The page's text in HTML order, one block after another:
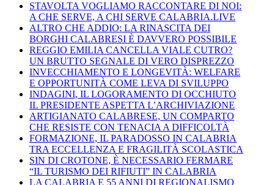
STAVOLTA VOGLIAMO RACCONTARE DI NOI:
A CHE SERVE, A CHI SERVE CALABRIA.LIVE
ALTRO CHE ADDIO: LA RINASCITA DEI
BORGHI CALABRESI È DAVVERO POSSIBILE
REGGIO EMILIA CANCELLA VIALE CUTRO?
UN BRUTTO SEGNALE DI VERO DISPREZZO
INVECCHIAMENTO E LONGEVITÀ: WELFARE
E OPPORTUNITÀ COME LEVA DI SVILUPPO
INDAGINI, IL LOGORAMENTO DI OCCHIUTO
IL PRESIDENTE ASPETTA L’ARCHIVIAZIONE
ARTIGIANATO CALABRESE, UN COMPARTO
CHE RESISTE CON TENACIA A DIFFICOLTÀ
FORMAZIONE, IL PARADOSSO IN CALABRIA
TRA ECCELLENZA E FRAGILITÀ SCOLASTICA
SIN DI CROTONE, È NECESSARIO FERMARE
“IL TURISMO DEI RIFIUTI” IN CALABRIA
LA CALABRIA E 55 ANNI DI REGIONALISMO